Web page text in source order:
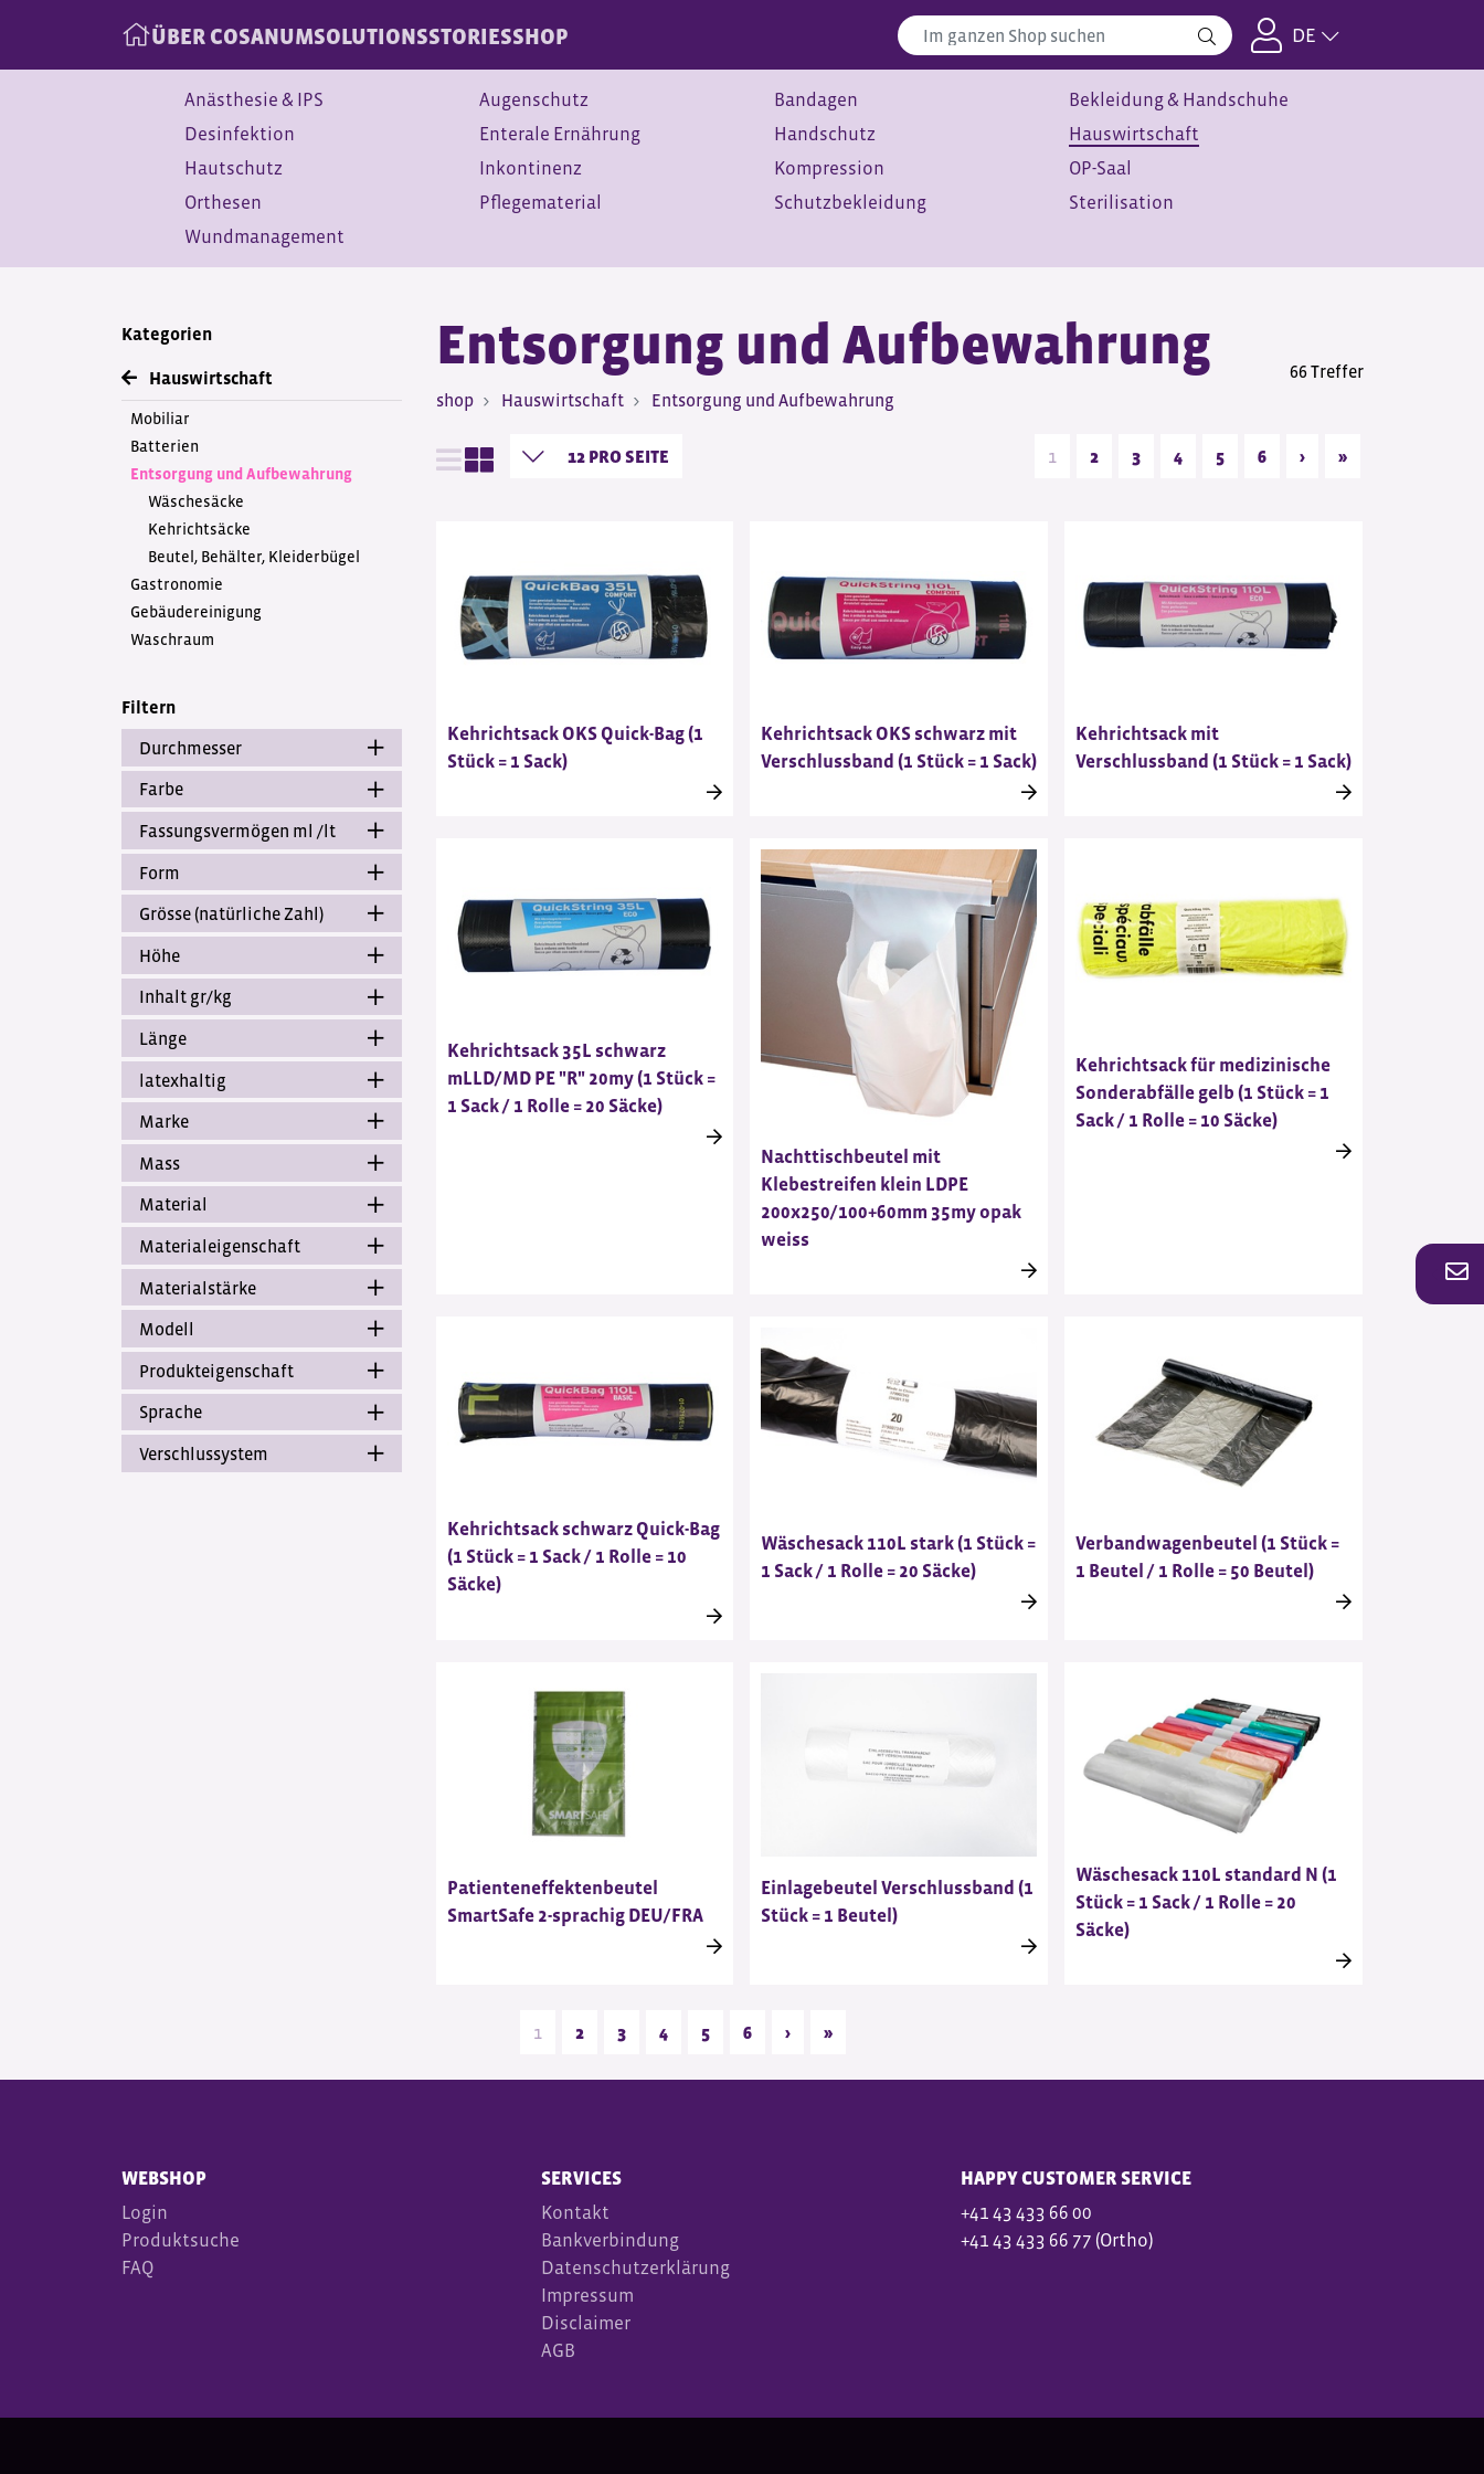
ÜBER COSANUMSOLUTIONSSTORIESSHOP DE
Anästhesie & IPS Augenschutz Bandagen
Bekleidung & Handschuhe
Desinfektion
Enterale Ernährung Handschutz
Hauswirtschaft
Hautschutz
Inkontinenz Kompression
OP-Saal
Orthesen
Pflegematerial Schutzbekleidung
Sterilisation
Wundmanagement
Kategorien
Hauswirtschaft
Mobiliar
Batterien
Entsorgung und Aufbewahrung
Wäschesäcke
Kehrichtsäcke
Beutel, Behälter, Kleiderbügel
Gastronomie
Gebäudereinigung
Waschraum
Filtern
Durchmesser
Farbe
Fassungsvermögen ml /lt
Form
Grösse (natürliche Zahl)
Höhe
Inhalt gr/kg
Länge
latexhaltig
Marke
Mass
Material
Materialeigenschaft
Materialstärke
Modell
Produkteigenschaft
Sprache
Verschlussystem
Entsorgung und Aufbewahrung
shop Hauswirtschaft Entsorgung und Aufbewahrung
66 Treffer
1 2 3 4 5 6 › »
Kehrichtsack OKS Quick-Bag (1
Stück = 1 Sack)
Kehrichtsack OKS schwarz mit
Verschlussband (1 Stück = 1 Sack)
Kehrichtsack mit
Verschlussband (1 Stück = 1 Sack)
Kehrichtsack 35L schwarz
mLLD/MD PE "R" 20my (1 Stück =
1 Sack / 1 Rolle = 20 Säcke)
Nachttischbeutel mit
Klebestreifen klein LDPE
200x250/100+60mm 35my opak
weiss
Kehrichtsack für medizinische
Sonderabfälle gelb (1 Stück = 1
Sack / 1 Rolle = 10 Säcke)
Kehrichtsack schwarz Quick-Bag
(1 Stück = 1 Sack / 1 Rolle = 10
Säcke)
Wäschesack 110L stark (1 Stück =
1 Sack / 1 Rolle = 20 Säcke)
Verbandwagenbeutel (1 Stück =
1 Beutel / 1 Rolle = 50 Beutel)
Patienteneffektenbeutel
SmartSafe 2-sprachig DEU/FRA
Einlagebeutel Verschlussband (1
Stück = 1 Beutel)
Wäschesack 110L standard N (1
Stück = 1 Sack / 1 Rolle = 20
Säcke)
1 2 3 4 5 6 › »
WEBSHOP
Login
Produktsuche
FAQ
SERVICES
Kontakt
Bankverbindung
Datenschutzerklärung
Impressum
Disclaimer
AGB
HAPPY CUSTOMER SERVICE
+41 43 433 66 00
+41 43 433 66 77 (Ortho)